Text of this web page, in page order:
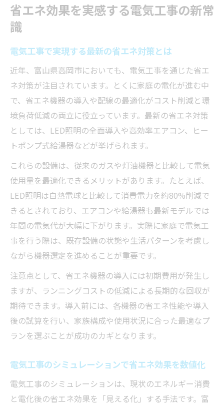
省エネ効果を実感する電気工事の新常
識
電気工事で実現する最新の省エネ対策とは
近年、富山県高岡市においても、電気工事を通じた省エ
ネ対策が注目されています。とくに家庭の電化が進む中
で、省エネ機器の導入や配線の最適化がコスト削減と環
境負荷低減の両立に役立っています。最新の省エネ対策
としては、LED照明の全面導入や高効率エアコン、ヒー
トポンプ式給湯器などが挙げられます。
これらの設備は、従来のガスや灯油機器と比較して電気
使用量を最適化できるメリットがあります。たとえば、
LED照明は白熱電球と比較して消費電力を約80%削減で
きるとされており、エアコンや給湯器も最新モデルでは
年間の電気代が大幅に下がります。実際に家庭で電気工
事を行う際は、既存設備の状態や生活パターンを考慮し
ながら機器選定を進めることが重要です。
注意点として、省エネ機器の導入には初期費用が発生し
ますが、ランニングコストの低減による長期的な回収が
期待できます。導入前には、各機器の省エネ性能や導入
後の試算を行い、家族構成や使用状況に合った最適なプ
ランを選ぶことが成功のカギとなります。
電気工事のシミュレーションで省エネ効果を数値化
電気工事のシミュレーションは、現状のエネルギー消費
と電化後の省エネ効果を「見える化」する手法です。富